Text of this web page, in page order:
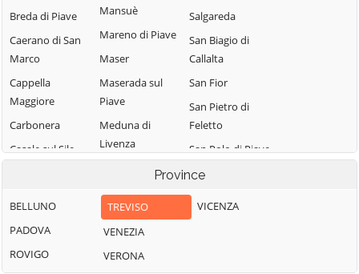
Breda di Piave
Caerano di San
Marco
Cappella
Maggiore
Carbonera
Casale sul Sile
Mansuè
Mareno di Piave
Maser
Maserada sul
Piave
Meduna di
Livenza
Mogliano Veneto
Monastier di
Treviso
Monfumo
Salgareda
San Biagio di
Callalta
San Fior
San Pietro di
Feletto
San Polo di Piave
San Vendemiano
San Zenone degli
Ezzelini
Province
BELLUNO
PADOVA
ROVIGO
TREVISO
VENEZIA
VERONA
VICENZA